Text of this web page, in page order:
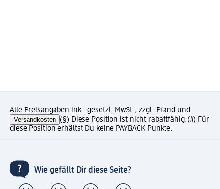
Alle Preisangaben inkl. gesetzl. MwSt., zzgl. Pfand und
Versandkosten (§) Diese Position ist nicht rabattfähig.(#) Für
diese Position erhältst Du keine PAYBACK Punkte.
Wie gefällt Dir diese Seite?